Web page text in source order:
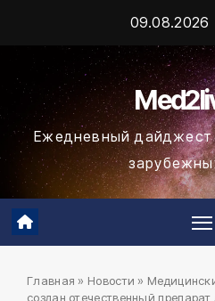
содержимому
09.08.2026
Ежедневный
Главная » Новости »
создан отечественный